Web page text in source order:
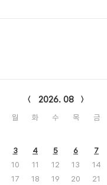
2026. 08
월 화 수 목 금
3 4 5 6 7
10 11 12 13 14
17 18 19 20 21